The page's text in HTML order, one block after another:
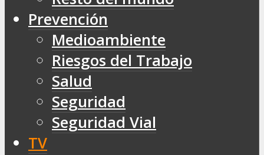
Prevención
Medioambiente
Riesgos del Trabajo
Salud
Seguridad
Seguridad Vial
TV